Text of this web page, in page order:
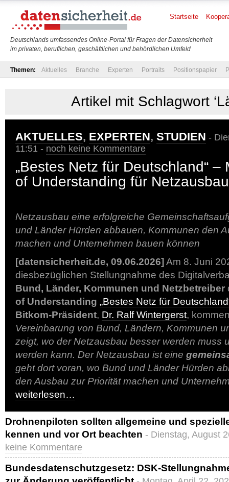
Deutschlands umfassendes Online-Portal für Fragen der Datensicherheit
im privaten, beruflichen, geschäftlichen und behördlichen Umfeld
Startseite
Themen: Aktuelles Branche Experten Portraits Positionspapier
Artikel mit Schlagwort
AKTUELLES, EXPERTEN, STUDIEN -
11:51 - noch keine Kommentare
„Bestes Netz für Deutschland“ –
of Understanding für
Netzausbau eine erfolgreiche
und Länder Hürden abbauen, Kommunen den
machen und Unternehmen bauen können
[datensicherheit.de, 09.06.2026] Am 8. Juni
diesbezüglichen Stellungnahme des
Bund, Länder, Kommunen und Netzbetreiber
of Understanding „Bestes Netz für
Bitkom-Präsident, Dr. Ralf Wintergerst,
Vereinbarung von Bund, Ländern, Kommunen
zeigt, wo der Netzausbau besser werden muss
werden kann. Der Netzausbau ist eine
geht dort voran, wo Bund und Länder Hürden
den Ausbau zur Priorität machen und
weiterlesen…
Drohnenpiloten sollten allgemeine und
kennen und vor Ort beachten - Dienstag, August
keine Kommentare
Bundesdatenschutzgesetz: DSK-